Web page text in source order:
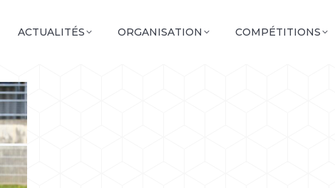
ACTUALITÉS ORGANISATION COMPÉTITIONS